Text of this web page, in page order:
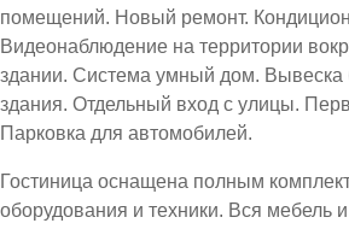
помещений. Новый ремонт.
Видеонаблюдение на территории
здании. Система умный дом. Вывеска
здания. Отдельный вход с улицы.
Парковка для автомобилей.
Гостиница оснащена полным
оборудования и техники. Вся мебель